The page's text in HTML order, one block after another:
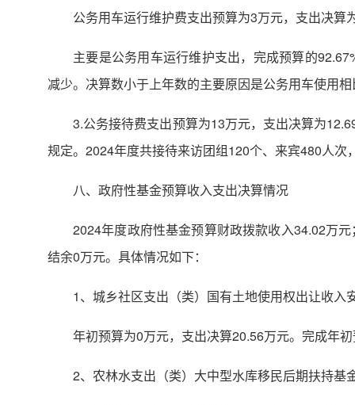
公务用车运行维护费支出预算为3万元，支出决算
主要是公务用车运行维护支出，完成预算的
减少。决算数小于上年数的主要原因是公务用车使用
3.公务接待费支出预算为13万元，支出决算为
规定。2024年度共接待来访团组120个、来宾480人
八、政府性基金预算收入支出决算情况
2024年度政府性基金预算财政拨款收入34.02万
结余0万元。具体情况如下：
1、城乡社区支出（类）国有土地使用权出让收
年初预算为0万元，支出决算20.56万元。完成年
2、农林水支出（类）大中型水库移民后期扶持